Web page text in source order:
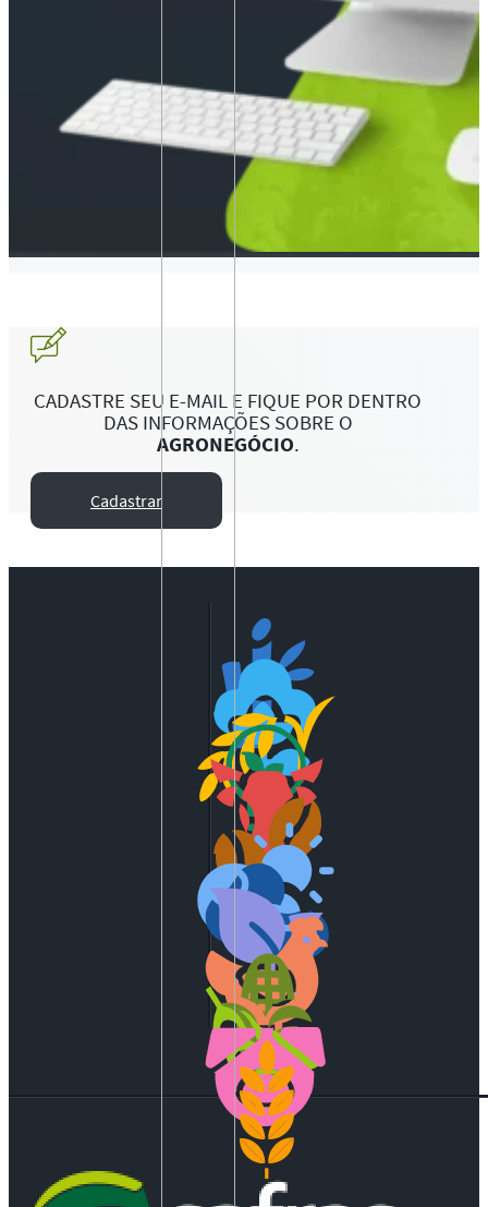
CADASTRE SEU E-MAIL E FIQUE POR DENTRO
DAS INFORMAÇÕES SOBRE O
AGRONEGÓCIO.
Cadastrar